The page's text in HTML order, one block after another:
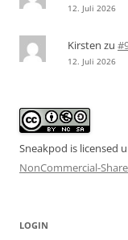
12. Juli 2026
Kirsten zu
12. Juli 2026
Sneakpod is licensed
NonCommercial-
LOGIN